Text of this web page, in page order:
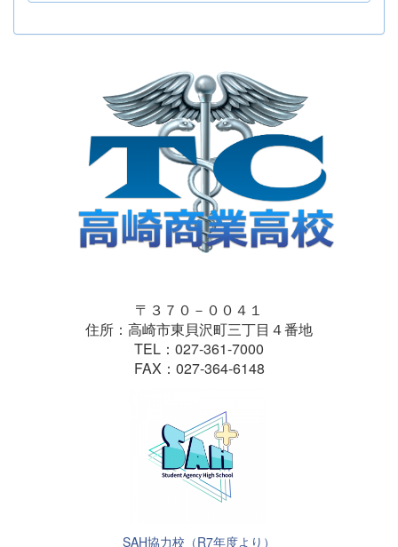
〒３７０－００４１
住所：高崎市東貝沢町三丁目４番地
TEL：027-361-7000
FAX：027-364-6148
SAH協力校（R7年度より）